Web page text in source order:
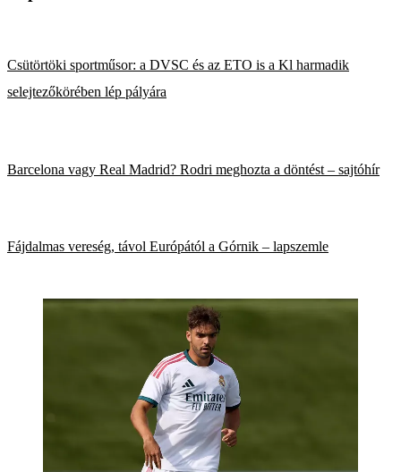
Csütörtöki sportműsor: a DVSC és az ETO is a Kl harmadik
selejtezőkörében lép pályára
Barcelona vagy Real Madrid? Rodri meghozta a döntést – sajtóhír
Fájdalmas vereség, távol Európától a Górnik – lapszemle